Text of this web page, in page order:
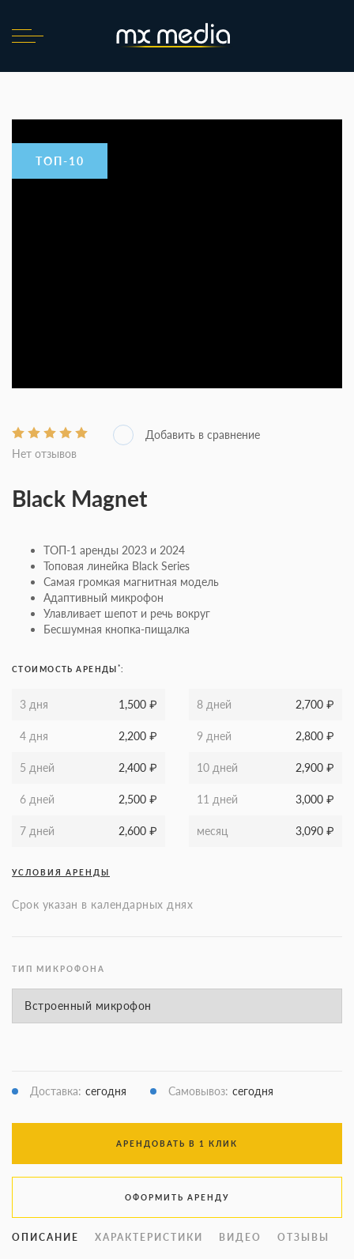
Нет отзывов
Black Magnet
ТОП-1 аренды 2023 и 2024
Топовая линейка Black Series
Самая громкая магнитная модель
Адаптивный микрофон
Улавливает шепот и речь вокруг
Бесшумная кнопка-пищалка
СТОИМОСТЬ АРЕНДЫ *:
3 дня 1,500 ₽
4 дня 2,200 ₽
5 дней 2,400 ₽
6 дней 2,500 ₽
7 дней 2,600 ₽
8 дней 2,700 ₽
9 дней 2,800 ₽
10 дней 2,900 ₽
11 дней 3,000 ₽
месяц 3,090 ₽
УСЛОВИЯ АРЕНДЫ
Срок указан в календарных днях
ТИП МИКРОФОНА
Доставка: сегодня Самовывоз: сегодня
АРЕНДОВАТЬ В 1 КЛИК
ОФОРМИТЬ АРЕНДУ
ОПИСАНИЕ ХАРАКТЕРИСТИКИ ВИДЕО ОТЗЫВЫ